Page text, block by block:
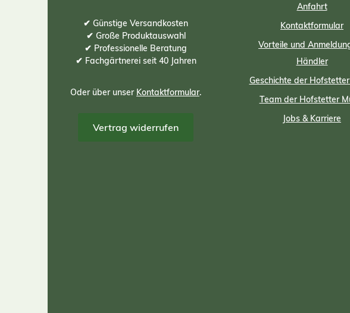
✔ Günstige Versandkosten
✔ Große Produktauswahl
✔ Professionelle Beratung
✔ Fachgärtnerei seit 40 Jahren
Oder über unser Kontaktformular.
Vertrag widerrufen
Anfahrt
Kontaktformular
Vorteile und
Händler
Geschichte der
Team der Hofstetter
Jobs & Karriere